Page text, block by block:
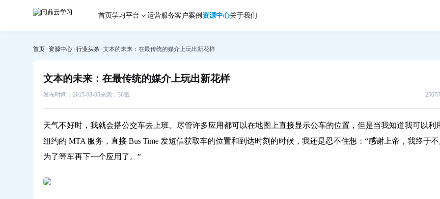
首页学习平台 运营服务客户案例 资源中心关于我们
首页 资源中心 行业头条 文本的未来：在最传统的媒介上玩出新花样
文本的未来：在最传统的媒介上玩出新花样
发布时间：2015-03-05来源：36氪 2567
天气不好时，我就会搭公交车去上班。尽管许多应用都可以在地图上直接显示公车的位置，但是当我知道我可以利
纽约的 MTA 服务，直接 Bus Time 发短信获取车的位置和到达时刻的时候，我还是忍不住想：“感谢上帝，我终于不
为了等车再下一个应用了。”